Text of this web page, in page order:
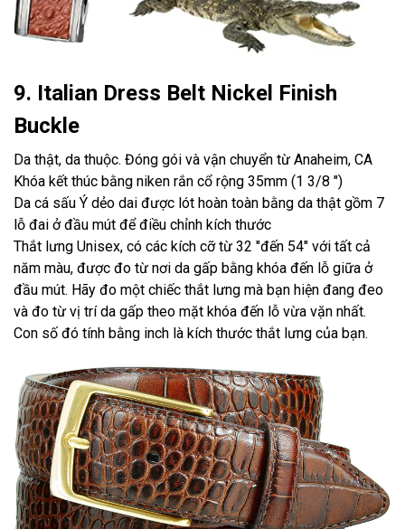
9. Italian Dress Belt Nickel Finish
Buckle
Da thật, da thuộc. Đóng gói và vận chuyển từ Anaheim, CA
Khóa kết thúc bằng niken rắn cổ rộng 35mm (1 3/8 ")
Da cá sấu Ý dẻo dai được lót hoàn toàn bằng da thật gồm 7
lỗ đai ở đầu mút để điều chỉnh kích thước
Thắt lưng Unisex, có các kích cỡ từ 32 "đến 54" với tất cả
năm màu, được đo từ nơi da gấp bằng khóa đến lỗ giữa ở
đầu mút. Hãy đo một chiếc thắt lưng mà bạn hiện đang đeo
và đo từ vị trí da gấp theo mặt khóa đến lỗ vừa vặn nhất.
Con số đó tính bằng inch là kích thước thắt lưng của bạn.